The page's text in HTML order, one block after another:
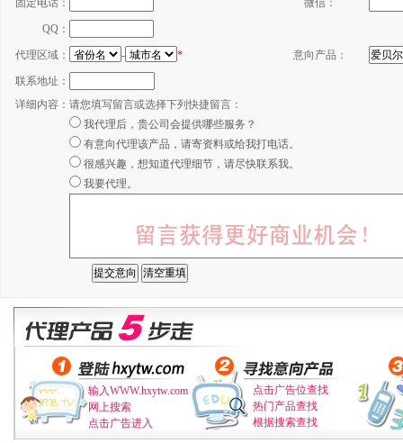
固定电话： 微信：
QQ：
代理区域： - * 意向产品：
联系地址：
详细内容： 请您填写留言或选择下列快捷留言：
我代理后，贵公司会提供哪些服务？
有意向代理该产品，请寄资料或给我打电话。
很感兴趣，想知道代理细节，请尽快联系我。
我要代理。
输入WWW.hxytw.com
网上搜索
点击广告进入
点击广告位查找
热门产品查找
根据搜索查找